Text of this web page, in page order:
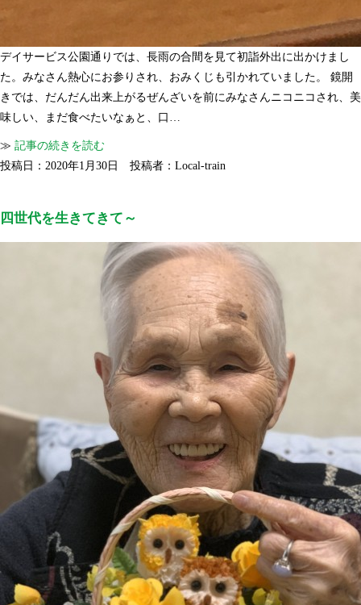
デイサービス公園通りでは、長雨の合間を見て初詣外出に出かけまし
た。みなさん熱心にお参りされ、おみくじも引かれていました。 鏡開
きでは、だんだん出来上がるぜんざいを前にみなさんニコニコされ、美
味しい、まだ食べたいなぁと、口…
≫ 記事の続きを読む
投稿日：2020年1月30日 投稿者：Local-train
四世代を生きてきて～